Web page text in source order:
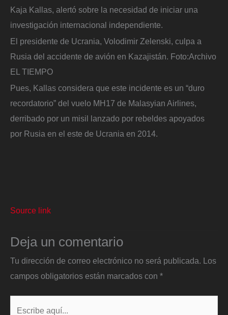
Kaja Kallas, alertó sobre la necesidad de iniciar una
investigación internacional independiente.
El presidente de Ucrania, Volodimir Zelenski, culpa a
Rusia del accidente de avión en Kazajistán. Foto:Archivo
EL TIEMPO
Pues, Kallas considera que este incidente es un “duro
recordatorio” del vuelo MH17 de Malasyian Airlines,
derribado por un misil lanzado por rebeldes apoyados
por Rusia en el este de Ucrania en 2014.
Source link
Deja un comentario
Tu dirección de correo electrónico no será publicada. Los
campos obligatorios están marcados con *